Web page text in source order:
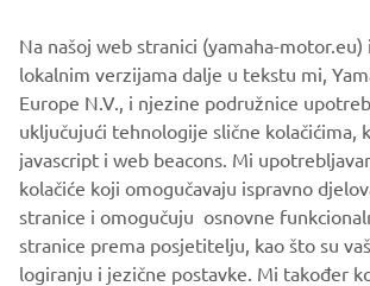
MORE YAMAHA
SUPPORT
BILTEN
Na našoj web stranici (yamaha-
lokalnim verzijama dalje u tekstu mi,
Europe N.V., i njezine podružnice
uključujući tehnologije slične kolačićima,
javascript i web beacons. Mi
kolačiće koji omogučavaju ispravno
stranice i omogučuju osnovne
stranice prema posjetitelju, kao što su
logiranju i jezične postavke. Mi također